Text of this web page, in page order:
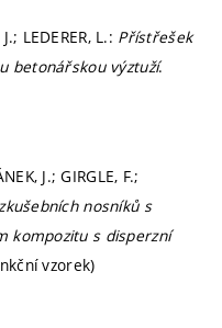
LEDERER, L.: Přístřešek
betonářskou výztuží.
J.; GIRGLE, F.;
nosníků s
kompozitu s disperzní
vzorek)